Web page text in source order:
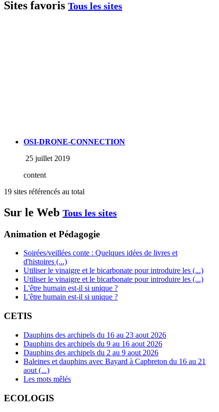
Sites favoris Tous les sites
OSI-DRONE-CONNECTION
25 juillet 2019
content
19 sites référencés au total
Sur le Web Tous les sites
Animation et Pédagogie
Soirées/veillées conte : Quelques idées de livres et
d'histoires (...)
Utiliser le vinaigre et le bicarbonate pour introduire les (...)
Utiliser le vinaigre et le bicarbonate pour introduire les (...)
L'être humain est-il si unique ?
L'être humain est-il si unique ?
CETIS
Dauphins des archipels du 16 au 23 aout 2026
Dauphins des archipels du 9 au 16 aout 2026
Dauphins des archipels du 2 au 9 aout 2026
Baleines et dauphins avec Bayard à Capbreton du 16 au 21
aout (...)
Les mots mêlés
ECOLOGIS